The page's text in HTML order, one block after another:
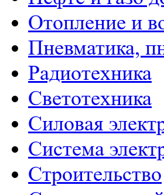
Отопление и
Пневматика,
Радиотехника
Светотехника
Силовая
Система
Строительство